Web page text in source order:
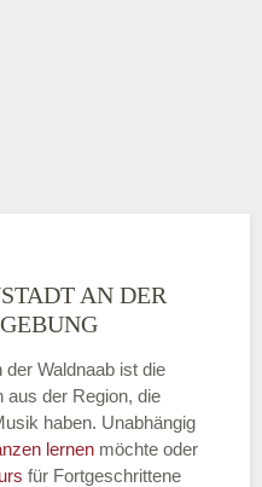
AN DER
Waldnaab ist die
aus der Region, die
haben. Unabhängig
lernen möchte oder
für Fortgeschrittene